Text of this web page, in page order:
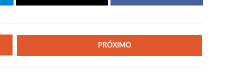
PRÓXIMO